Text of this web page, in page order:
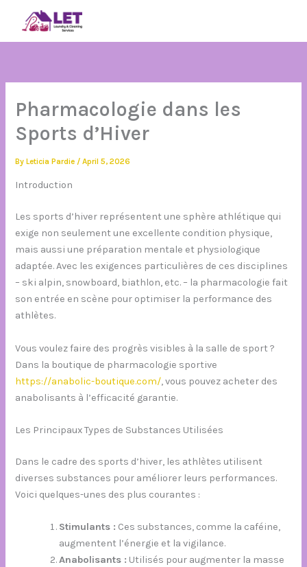
content
Pharmacologie dans les
Sports d’Hiver
ByLeticia Pardie /April 5, 2026
Introduction
Les sports d’hiver représentent une sphère athlétique qui
exige non seulement une excellente condition physique,
mais aussi une préparation mentale et physiologique
adaptée. Avec les exigences particulières de ces disciplines
– ski alpin, snowboard, biathlon, etc. – la pharmacologie fait
son entrée en scène pour optimiser la performance des
athlètes.
Vous voulez faire des progrès visibles à la salle de sport ?
Dans la boutique de pharmacologie sportive
https://anabolic-boutique.com/, vous pouvez acheter des
anabolisants à l’efficacité garantie.
Les Principaux Types de Substances Utilisées
Dans le cadre des sports d’hiver, les athlètes utilisent
diverses substances pour améliorer leurs performances.
Voici quelques-unes des plus courantes :
Stimulants : Ces substances, comme la caféine,
augmentent l’énergie et la vigilance.
Anabolisants : Utilisés pour augmenter la masse